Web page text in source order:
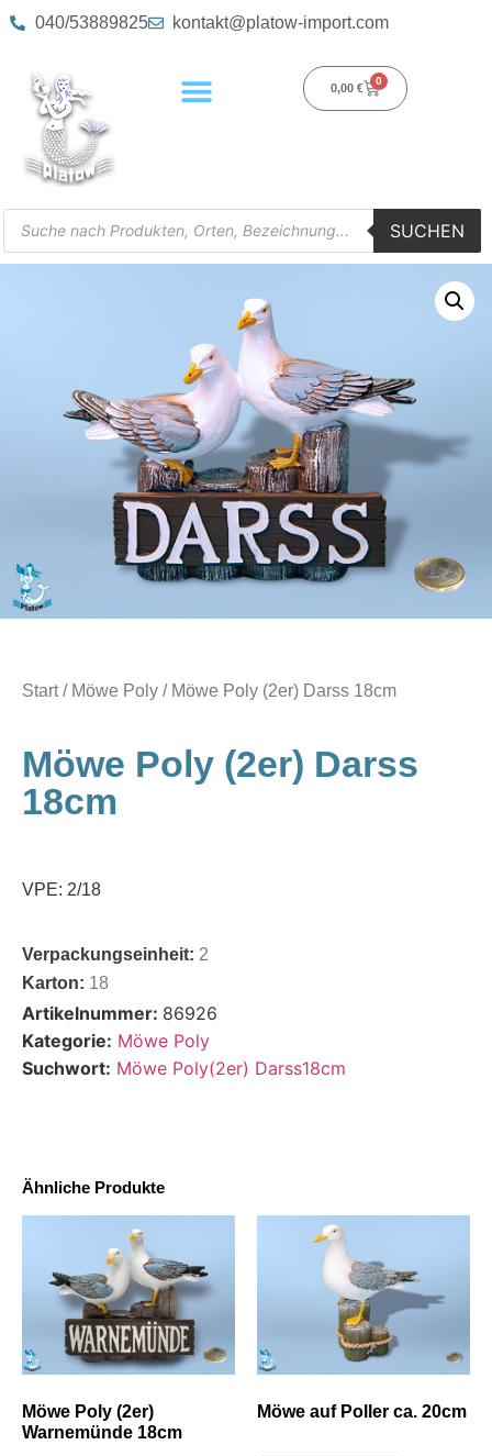
040/53889825 kontakt@platow-import.com
0,00 €
0
SUCHEN
Start/ Möwe Poly / Möwe Poly (2er) Darss 18cm
Möwe Poly (2er) Darss
18cm
VPE: 2/18
Verpackungseinheit: 2
Karton: 18
Artikelnummer: 86926
Kategorie: Möwe Poly
Suchwort: Möwe Poly(2er) Darss18cm
Ähnliche Produkte
Möwe Poly (2er)
Warnemünde 18cm
Möwe auf Poller ca. 20cm